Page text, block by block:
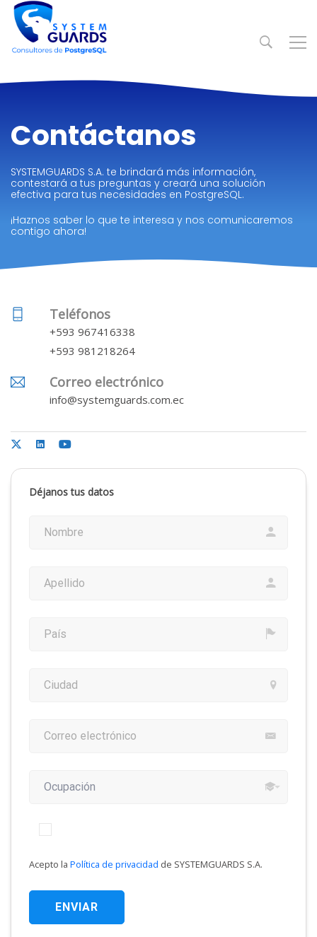
Contáctanos
SYSTEMGUARDS S.A. te brindará más información,
contestará a tus preguntas y creará una solución
efectiva para tus necesidades en PostgreSQL.
¡Haznos saber lo que te interesa y nos comunicaremos
contigo ahora!
Teléfonos
+593 967416338
+593 981218264
Correo electrónico
info@systemguards.com.ec
Déjanos tus datos
Acepto la Política de privacidad de SYSTEMGUARDS S.A.